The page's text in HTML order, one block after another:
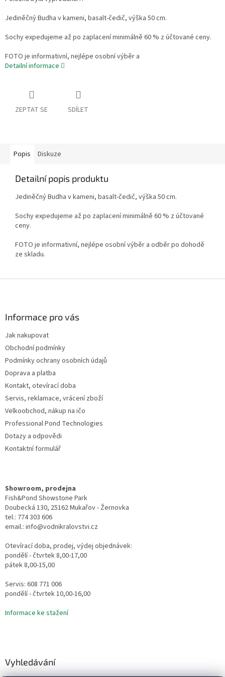
Jediněčný Budha v kameni, basalt-čedič, výška 50 cm.
Sochy expedujeme až po zaplacení minimálně 60 % z účtované ceny.
FOTO je informativní, nejlépe osobní výběr a
Detailní informace
ZEPTAT SE SDÍLET
Popis Diskuze
Detailní popis produktu
Jediněčný Budha v kameni, basalt-čedič, výška 50 cm.
Sochy expedujeme až po zaplacení minimálně 60 % z účtované
ceny.
FOTO je informativní, nejlépe osobní výběr a odběr po dohodě
ze skladu.
Informace pro vás
Jak nakupovat
Obchodní podmínky
Podmínky ochrany osobních údajů
Doprava a platba
Kontakt, otevírací doba
Servis, reklamace, vrácení zboží
Velkoobchod, nákup na ičo
Professional Pond Technologies
Dotazy a odpovědi
Kontaktní formulář
Showroom, prodejna
Fish&Pond Showstone Park
Doubecká 130, 25162 Mukařov - Žernovka
tel.: 774 303 606
email.: info@vodnikralovstvi.cz
Otevírací doba, prodej, výdej objednávek:
pondělí - čtvrtek 8,00-17,00
pátek 8,00-15,00
Servis: 608 771 006
pondělí - čtvrtek 10,00-16,00
Informace ke stažení
Vyhledávání